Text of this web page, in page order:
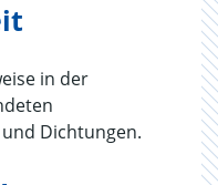
in der
Dichtungen.